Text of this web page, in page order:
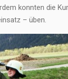
konnten die
– üben.